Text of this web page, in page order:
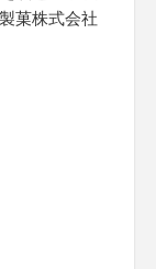
菓株式会社